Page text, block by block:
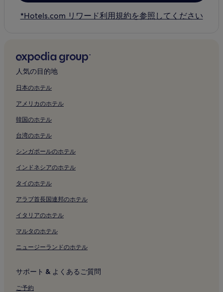
*Hotels.com リワード利用規約を参照してください
人気の目的地
日本のホテル
アメリカのホテル
韓国のホテル
台湾のホテル
シンガポールのホテル
インドネシアのホテル
タイのホテル
アラブ首長国連邦のホテル
イタリアのホテル
マルタのホテル
ニュージーランドのホテル
サポート & よくあるご質問
ご予約